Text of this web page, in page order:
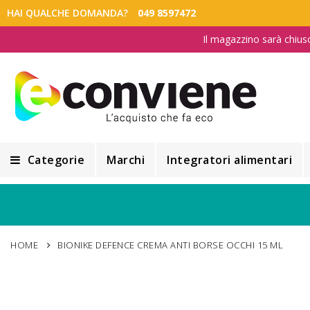
HAI QUALCHE DOMANDA? 049 8597472
Il magazzino sarà
Categorie
Alimentazione e Dietetica
Marchi Integratori alimentari
HOME BIONIKE DEFENCE CREMA ANTI BORSE OCCHI 15 ML